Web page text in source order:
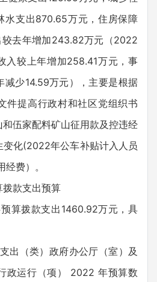
水支出870.65万元，住房保障
去年增加243.82万元（2022
入较上年增加258.41万元，事
减少14.59万元），主要是根据
件提高行政村和社区党组织书
伍家配料矿山征用款及控违经
变化(2022年公车补贴计入人员
费）。
款支出预算
拨款支出1460.92万元，具
（类）政府办公厅（室）及
政运行（项） 2022 年预算数